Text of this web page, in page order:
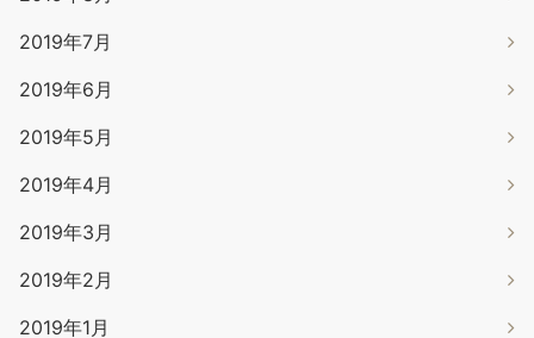
2019年7月
2019年6月
2019年5月
2019年4月
2019年3月
2019年2月
2019年1月